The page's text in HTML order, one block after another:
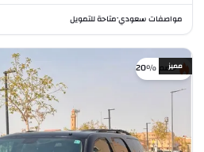
مواصفات سعودي•متاحة للتمويل
خصم %20مميز